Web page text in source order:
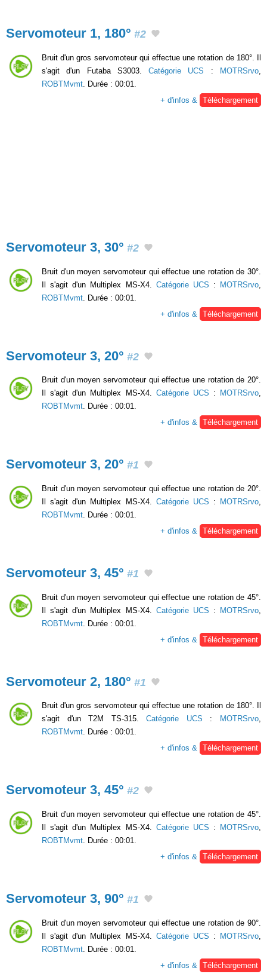
Servomoteur 1, 180° #2
Bruit d'un gros servomoteur qui effectue une rotation de 180°. Il
s'agit d'un Futaba S3003.Catégorie UCS : MOTRSrvo,
ROBTMvmt. Durée : 00:01.
+ d'infos & Téléchargement
Servomoteur 3, 30° #2
Bruit d'un moyen servomoteur qui effectue une rotation de 30°.
Il s'agit d'un Multiplex MS-X4. Catégorie UCS : MOTRSrvo
ROBTMvmt . Durée : 00:01.
+ d'infos &
Téléchargement
Servomoteur 3, 20° #2
Bruit d'un moyen servomoteur qui effectue une rotation de 20°.
Il s'agit d'un Multiplex MS-X4. Catégorie UCS : MOTRSrvo,
ROBTMvmt. Durée : 00:01.
+ d'infos & Téléchargement
Servomoteur 3, 20° #1
Bruit d'un moyen servomoteur qui effectue une rotation de 20°.
Il s'agit d'un Multiplex MS-X4. Catégorie UCS : MOTRSrvo,
ROBTMvmt. Durée : 00:01.
+ d'infos & Téléchargement
Servomoteur 3, 45° #1
Bruit d'un moyen servomoteur qui effectue une rotation de 45°.
Il s'agit d'un Multiplex MS-X4. Catégorie UCS : MOTRSrvo
ROBTMvmt . Durée : 00:01.
+ d'infos &
Téléchargement
Servomoteur 2, 180° #1
Bruit d'un gros servomoteur qui effectue une rotation de 180°. Il
s'agit d'un T2M TS-315.Catégorie UCS : MOTRSrvo,
ROBTMvmt. Durée : 00:01.
+ d'infos & Téléchargement
Servomoteur 3, 45° #2
Bruit d'un moyen servomoteur qui effectue une rotation de 45°.
Il s'agit d'un Multiplex MS-X4. Catégorie UCS : MOTRSrvo,
ROBTMvmt. Durée : 00:01.
+ d'infos & Téléchargement
Servomoteur 3, 90° #1
Bruit d'un moyen servomoteur qui effectue une rotation de 90°.
Il s'agit d'un Multiplex MS-X4. Catégorie UCS : MOTRSrvo
ROBTMvmt . Durée : 00:01.
+ d'infos &
Téléchargement